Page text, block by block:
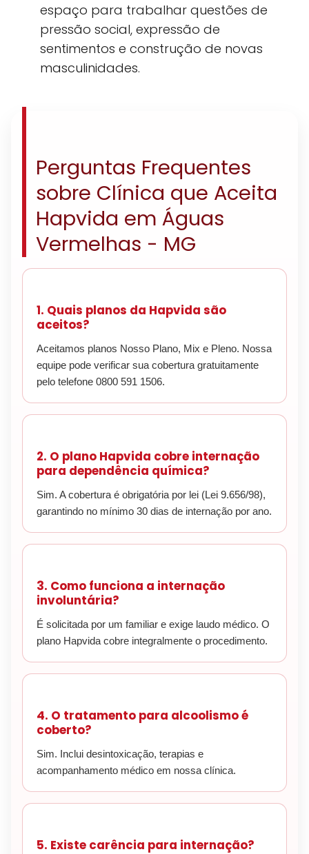
espaço para trabalhar questões de
pressão social, expressão de
sentimentos e construção de novas
masculinidades.
Perguntas Frequentes
sobre Clínica que Aceita
Hapvida em Águas
Vermelhas - MG
1. Quais planos da Hapvida são
aceitos?
Aceitamos planos Nosso Plano, Mix e Pleno. Nossa
equipe pode verificar sua cobertura gratuitamente
pelo telefone 0800 591 1506.
2. O plano Hapvida cobre internação
para dependência química?
Sim. A cobertura é obrigatória por lei (Lei 9.656/98),
garantindo no mínimo 30 dias de internação por ano.
3. Como funciona a internação
involuntária?
É solicitada por um familiar e exige laudo médico. O
plano Hapvida cobre integralmente o procedimento.
4. O tratamento para alcoolismo é
coberto?
Sim. Inclui desintoxicação, terapias e
acompanhamento médico em nossa clínica.
5. Existe carência para internação?